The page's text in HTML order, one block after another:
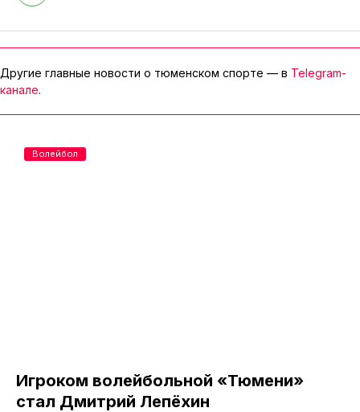
Другие главные новости о тюменском спорте — в Telegram-
канале.
Игроком волейбольной «Тюмени»
стал Дмитрий Лепёхин
Волейбол